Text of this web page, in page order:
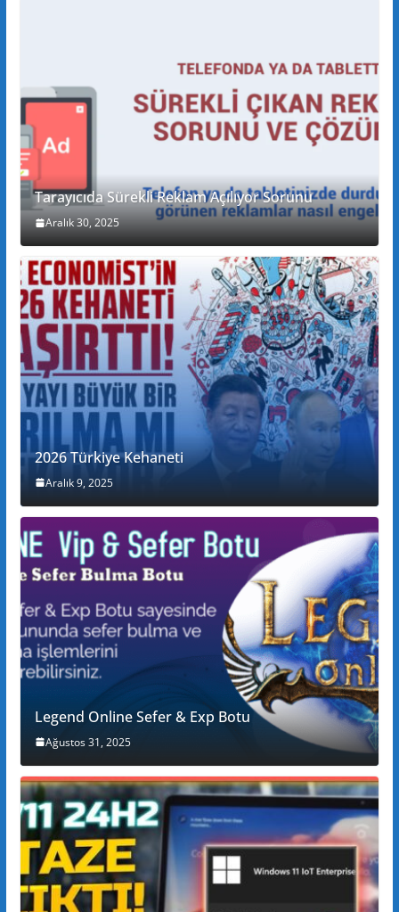
Tarayıcıda Sürekli Reklam Açılıyor Sorunu
Aralık 30, 2025
2026 Türkiye Kehaneti
Aralık 9, 2025
Legend Online Sefer & Exp Botu
Ağustos 31, 2025